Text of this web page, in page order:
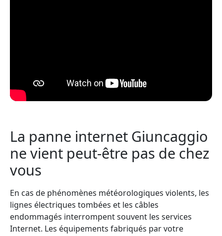
La panne internet Giuncaggio
ne vient peut-être pas de chez
vous
En cas de phénomènes météorologiques violents, les
lignes électriques tombées et les câbles
endommagés interrompent souvent les services
Internet. Les équipements fabriqués par votre